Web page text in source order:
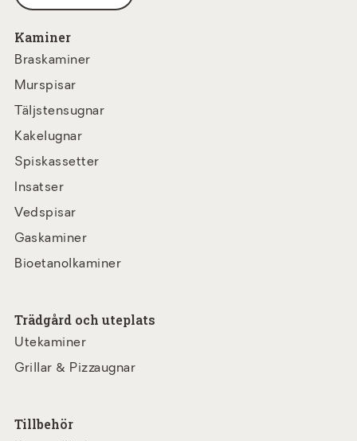
Kaminer
Braskaminer
Murspisar
Täljstensugnar
Kakelugnar
Spiskassetter
Insatser
Vedspisar
Gaskaminer
Bioetanolkaminer
Trädgård och uteplats
Utekaminer
Grillar & Pizzaugnar
Tillbehör